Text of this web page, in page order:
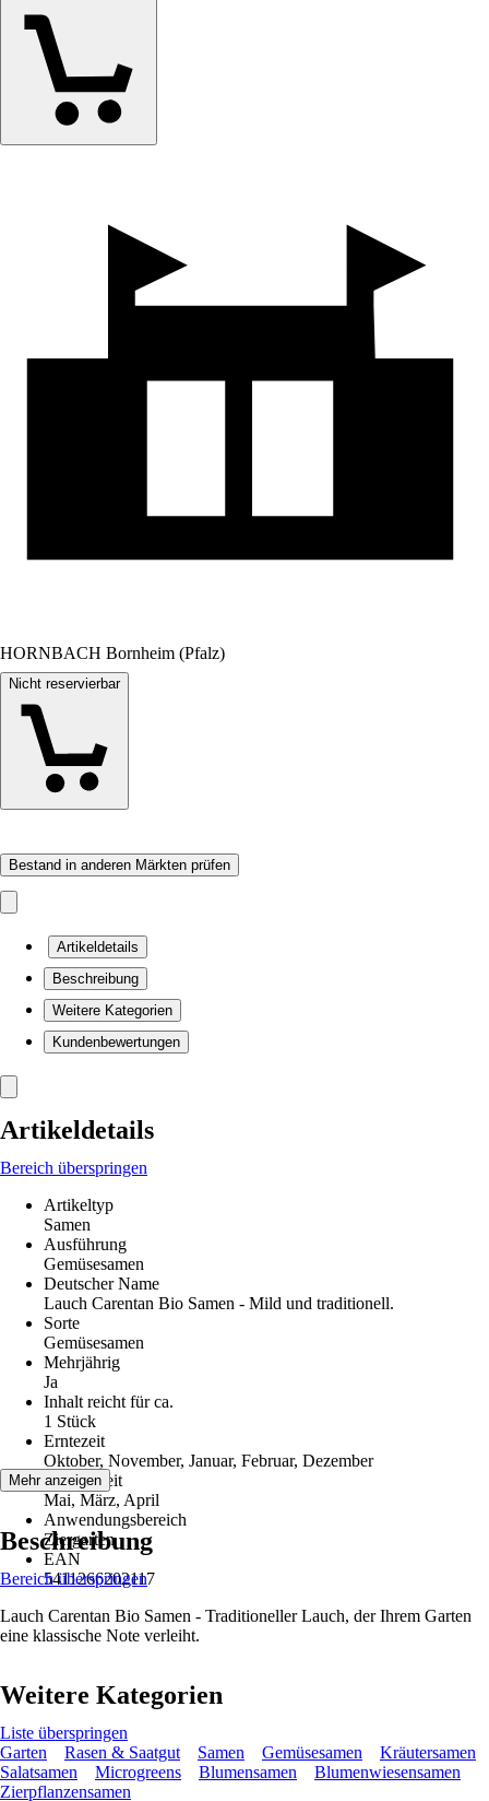
HORNBACH Bornheim (Pfalz)
Nicht reservierbar
Bestand in anderen Märkten prüfen
Artikeldetails
Beschreibung
Weitere Kategorien
Kundenbewertungen
Artikeldetails
Bereich überspringen
Artikeltyp
Samen
Ausführung
Gemüsesamen
Deutscher Name
Lauch Carentan Bio Samen - Mild und traditionell.
Sorte
Gemüsesamen
Mehrjährig
Ja
Inhalt reicht für ca.
1 Stück
Erntezeit
Oktober, November, Januar, Februar, Dezember
Aussaatzeit
Mai, März, April
Anwendungsbereich
Ziergarten
EAN
5411266202117
Mehr anzeigen
Beschreibung
Bereich überspringen
Lauch Carentan Bio Samen - Traditioneller Lauch, der Ihrem Garten
eine klassische Note verleiht.
Weitere Kategorien
Liste überspringen
Garten
Rasen & Saatgut Samen Gemüsesamen
Kräutersamen
Salatsamen
Microgreens Blumensamen
Blumenwiesensamen
Zierpflanzensamen